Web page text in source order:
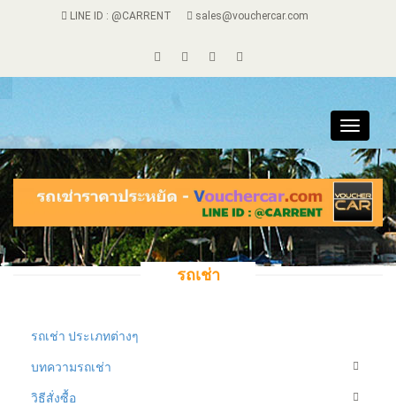
LINE ID : @CARRENT sales@vouchercar.com
Toggle
รถเช่า
รถเช่า ประเภทต่างๆ
บทความรถเช่า
วิธีสั่งซื้อ